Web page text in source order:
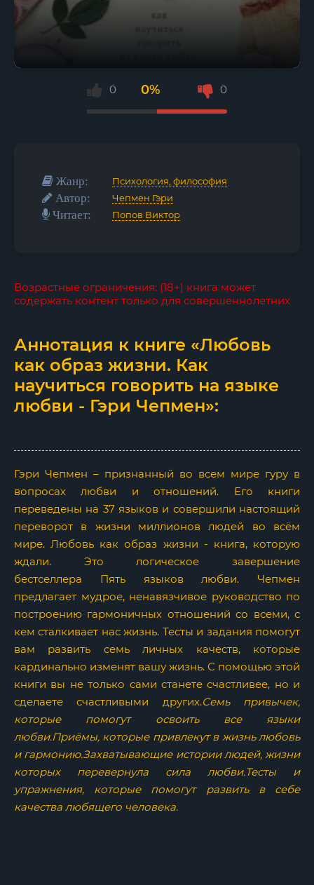
0 0% 0
Жанр: Психология, философия
Автор: Чепмен Гэри
Читает: Попов Виктор
Возрастные ограничения: (18+) книга может
содержать контент только для совершеннолетних
Аннотация к книге «Любовь
как образ жизни. Как
научиться говорить на языке
любви - Гэри Чепмен»:
Гэри Чепмен – признанный во всем мире гуру в
вопросах любви и отношений. Его книги
переведены на 37 языков и совершили настоящий
переворот в жизни миллионов людей во всём
мире. Любовь как образ жизни - книга, которую
ждали. Это логическое завершение
бестселлера Пять языков любви. Чепмен
предлагает мудрое, ненавязчивое руководство по
построению гармоничных отношений со всеми, с
кем сталкивает нас жизнь. Тесты и задания помогут
вам развить семь личных качеств, которые
кардинально изменят вашу жизнь. С помощью этой
книги вы не только сами станете счастливее, но и
сделаете счастливыми других.Семь привычек,
которые помогут освоить все языки
любви.Приёмы, которые привлекут в жизнь любовь
и гармонию.Захватывающие истории людей, жизни
которых перевернула сила любви.Тесты и
упражнения, которые помогут развить в себе
качества любящего человека.